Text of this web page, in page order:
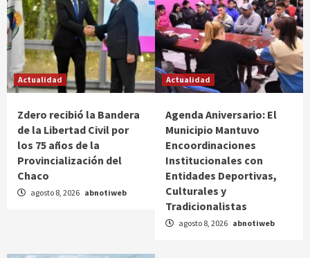
Actualidad
Zdero recibió la Bandera
de la Libertad Civil por
los 75 años de la
Provincialización del
Chaco
agosto 8, 2026 abnotiweb
Actualidad
Agenda Aniversario: El
Municipio Mantuvo
Encoordinaciones
Institucionales con
Entidades Deportivas,
Culturales y
Tradicionalistas
agosto 8, 2026 abnotiweb